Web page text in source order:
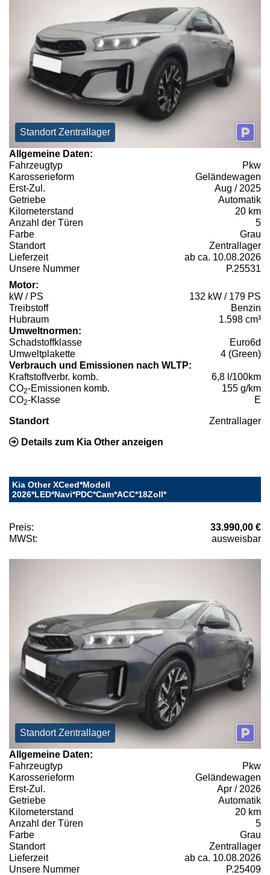
Standort Zentrallager
Allgemeine Daten:
Fahrzeugtyp
Pkw
Karosserieform
Geländewagen
Erst-Zul.
Aug / 2025
Getriebe
Automatik
Kilometerstand
20 km
Anzahl der Türen
5
Farbe
Grau
Standort
Zentrallager
Lieferzeit
ab ca. 10.08.2026
Unsere Nummer
P.25531
Motor:
kW / PS
132 kW / 179 PS
Treibstoff
Benzin
Hubraum
1.598 cm³
Umweltnormen:
Schadstoffklasse
Euro6d
Umweltplakette
4 (Green)
Verbrauch und Emissionen nach WLTP:
Kraftstoffverbr. komb.
6,8 l/100km
CO2-Emissionen komb.
155 g/km
CO2-Klasse E
Standort Zentrallager
Details zum Kia Other anzeigen
Kia Other XCeed*Modell
2026*LED*Navi*PDC*Cam*ACC*18Zoll*
Preis:
33.990,00 €
MWSt:
ausweisbar
Standort Zentrallager
Allgemeine Daten:
Fahrzeugtyp
Pkw
Karosserieform
Geländewagen
Erst-Zul.
Apr / 2026
Getriebe
Automatik
Kilometerstand
20 km
Anzahl der Türen
5
Farbe
Grau
Standort
Zentrallager
Lieferzeit
ab ca. 10.08.2026
Unsere Nummer
P.25409